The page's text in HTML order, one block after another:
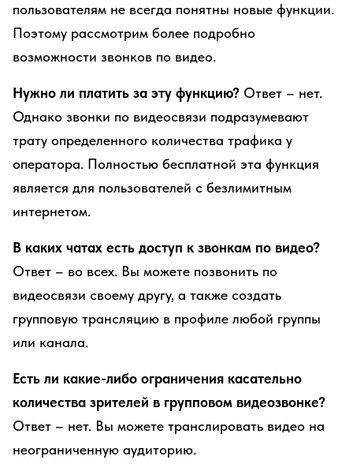
пользователям не всегда понятны новые функции.
Поэтому рассмотрим более подробно
возможности звонков по видео.
Нужно ли платить за эту функцию? Ответ – нет.
Однако звонки по видеосвязи подразумевают
трату определенного количества трафика у
оператора. Полностью бесплатной эта функция
является для пользователей с безлимитным
интернетом.
В каких чатах есть доступ к звонкам по видео?
Ответ – во всех. Вы можете позвонить по
видеосвязи своему другу, а также создать
групповую трансляцию в профиле любой группы
или канала.
Есть ли какие-либо ограничения касательно
количества зрителей в групповом видеозвонке?
Ответ – нет. Вы можете транслировать видео на
неограниченную аудиторию.